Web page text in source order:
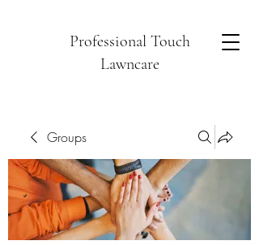
Professional Touch
Lawncare
Groups